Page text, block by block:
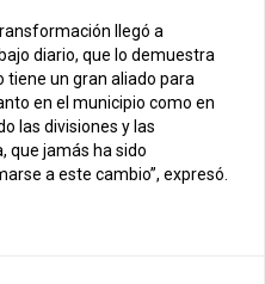
llegó a
diario, que lo demuestra
tiene un gran aliado para
en el municipio como en
las divisiones y las
que jamás ha sido
a este cambio”, expresó.